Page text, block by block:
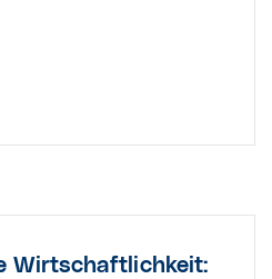
Wirtschaftlichkeit: